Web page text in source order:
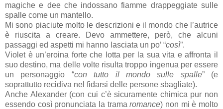
magiche e dee che indossano fiamme drappeggiate sulle
spalle come un mantello.
Mi sono piaciute molto le descrizioni e il mondo che l’autrice
è riuscita a creare. Devo ammettere, però, che alcuni
passaggi ed aspetti mi hanno lasciata un po’ “così”.
Violet è un’eroina forte che lotta per la sua vita e affronta il
suo destino, ma delle volte risulta troppo ingenua per essere
un personaggio “con tutto il mondo sulle spalle” (e
soprattutto recidiva nel fidarsi delle persone sbagliate).
Anche Alexander (con cui c’è sicuramente chimica pur non
essendo così pronunciata la tramaromance) non mi è molto